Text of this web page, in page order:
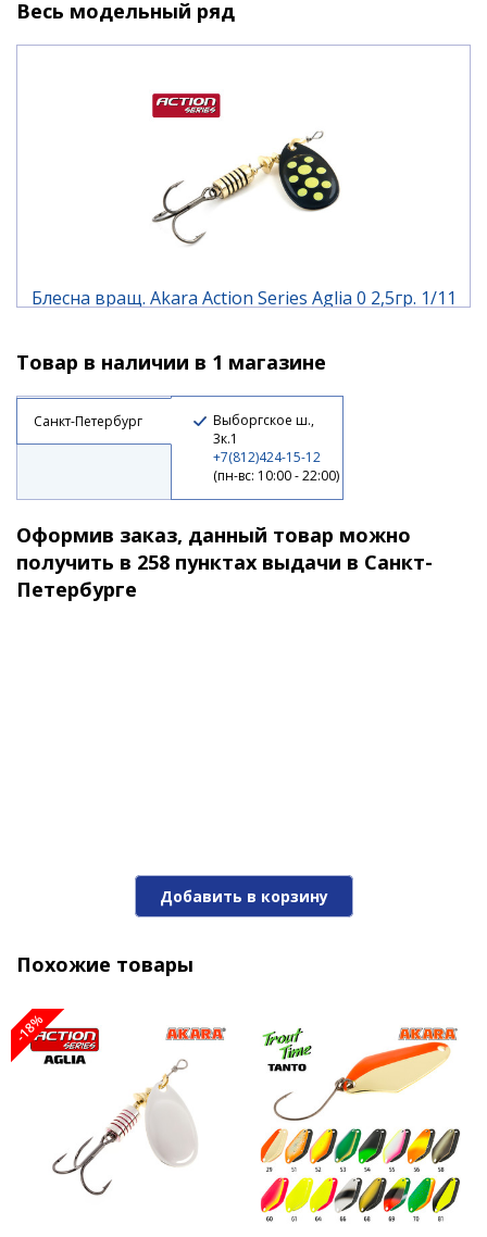
Весь модельный ряд
Блесна вращ. Akara Action Series Aglia 0 2,5гр. 1/11
290 ₽
Блесна вращ. Akara Action Series Aglia 0 2,5гр. 1/11
oz. A 9
Товар в наличии в 1 магазине
Санкт-Петербург
Выборгское ш.,
3к.1
+7(812)424-15-12
(пн-вс: 10:00 - 22:00)
Оформив заказ, данный товар можно
получить в 258 пунктах выдачи в Санкт-
Петербурге
Добавить в корзину
Похожие товары
-18%